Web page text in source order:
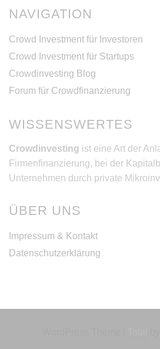
NAVIGATION
Crowd Investment für Investoren
Crowd Investment für Startups
Crowdinvesting Blog
Forum für Crowdfinanzierung
WISSENSWERTES
Crowdinvesting ist eine Art der
Firmenfinanzierung, bei der
Unternehmen durch private
ÜBER UNS
Impressum & Kontakt
Datenschutzerklärung